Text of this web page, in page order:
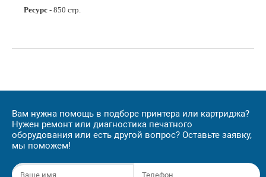
Ресурс - 850 стр.
Вам нужна помощь в подборе принтера или картриджа?
Нужен ремонт или диагностика печатного
оборудования или есть другой вопрос? Оставьте заявку,
мы поможем!